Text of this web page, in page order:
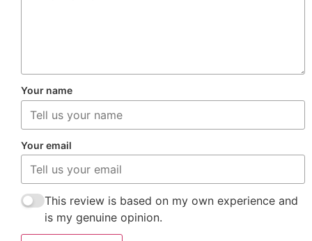
Your name
Your email
This review is based on my own experience and
is my genuine opinion.